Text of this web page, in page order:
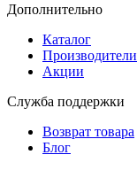
Дополнительно
Каталог
Производители
Акции
Служба поддержки
Возврат товара
Блог